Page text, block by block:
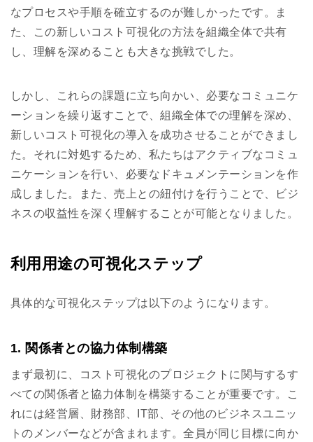
なプロセスや手順を確立するのが難しかったです。ま
た、この新しいコスト可視化の方法を組織全体で共有
し、理解を深めることも大きな挑戦でした。
しかし、これらの課題に立ち向かい、必要なコミュニケ
ーションを繰り返すことで、組織全体での理解を深め、
新しいコスト可視化の導入を成功させることができまし
た。それに対処するため、私たちはアクティブなコミュ
ニケーションを行い、必要なドキュメンテーションを作
成しました。また、売上との紐付けを行うことで、ビジ
ネスの収益性を深く理解することが可能となりました。
利用用途の可視化ステップ
具体的な可視化ステップは以下のようになります。
1. 関係者との協力体制構築
まず最初に、コスト可視化のプロジェクトに関与するす
べての関係者と協力体制を構築することが重要です。こ
れには経営層、財務部、IT部、その他のビジネスユニッ
トのメンバーなどが含まれます。全員が同じ目標に向か